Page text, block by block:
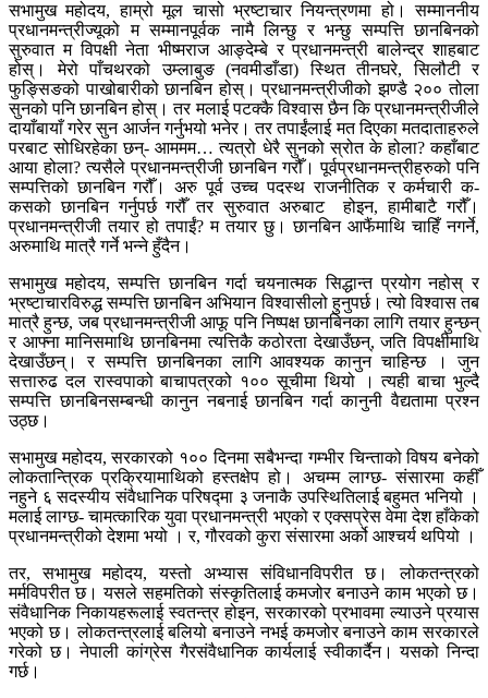
सभामुख महोदय, हाम्रो मूल चासो भ्रष्टाचार नियन्त्रणमा हो। सम्माननीय
प्रधानमन्त्रीज्यूको म सम्मानपूर्वक नामै लिन्छु र भन्छु सम्पत्ति छानबिनको
सुरुवात म विपक्षी नेता भीष्मराज आङ्देम्बे र प्रधानमन्त्री बालेन्द्र शाहबाट
होस्। मेरो पाँचथरको उम्लाबुङ (नवमीडाँडा) स्थित तीनघरे, सिलौटी र
फुङ्सिङको पाखोबारीको छानबिन होस्। प्रधानमन्त्रीजीको झण्डै २०० तोला
सुनको पनि छानबिन होस्। तर मलाई पटक्कै विश्वास छैन कि प्रधानमन्त्रीजीले
दायाँबायाँ गरेर सुन आर्जन गर्नुभयो भनेर। तर तपाईंलाई मत दिएका मतदाताहरुले
परबाट सोधिरहेका छन्- आममम… त्यत्रो धेरै सुनको स्रोत के होला? कहाँबाट
आया होला? त्यसैले प्रधानमन्त्रीजी छानबिन गरौँ। पूर्वप्रधानमन्त्रीहरुको पनि
सम्पत्तिको छानबिन गरौँ। अरु पूर्व उच्च पदस्थ राजनीतिक र कर्मचारी क-
कसको छानबिन गर्नुपर्छ गरौँ तर सुरुवात अरुबाट होइन, हामीबाटै गरौँ।
प्रधानमन्त्रीजी तयार हो तपाईं? म तयार छु। छानबिन आफैंमाथि चाहिँ नगर्ने,
अरुमाथि मात्रै गर्ने भन्ने हुँदैन।
सभामुख महोदय, सम्पत्ति छानबिन गर्दा चयनात्मक सिद्धान्त प्रयोग नहोस् र
भ्रष्टाचारविरुद्ध सम्पत्ति छानबिन अभियान विश्वासीलो हुनुपर्छ। त्यो विश्वास तब
मात्रै हुन्छ, जब प्रधानमन्त्रीजी आफू पनि निष्पक्ष छानबिनका लागि तयार हुन्छन्
र आफ्ना मानिसमाथि छानबिनमा त्यत्तिकै कठोरता देखाउँछन्, जति विपक्षीमाथि
देखाउँछन्। र सम्पत्ति छानबिनका लागि आवश्यक कानुन चाहिन्छ । जुन
सत्तारुढ दल रास्वपाको बाचापत्रको १०० सूचीमा थियो । त्यही बाचा भुल्दै
सम्पत्ति छानबिनसम्बन्धी कानुन नबनाई छानबिन गर्दा कानुनी वैद्यतामा प्रश्न
उठ्छ।
सभामुख महोदय, सरकारको १०० दिनमा सबैभन्दा गम्भीर चिन्ताको विषय बनेको
लोकतान्त्रिक प्रक्रियामाथिको हस्तक्षेप हो। अचम्म लाग्छ- संसारमा कहीँ
नहुने ६ सदस्यीय संवैधानिक परिषद्मा ३ जनाकै उपस्थितिलाई बहुमत भनियो ।
मलाई लाग्छ- चामत्कारिक युवा प्रधानमन्त्री भएको र एक्सप्रेस वेमा देश हाँकेको
प्रधानमन्त्रीको देशमा भयो । र, गौरवको कुरा संसारमा अर्को आश्चर्य थपियो ।
तर, सभामुख महोदय, यस्तो अभ्यास संविधानविपरीत छ। लोकतन्त्रको
मर्मविपरीत छ। यसले सहमतिको संस्कृतिलाई कमजोर बनाउने काम भएको छ।
संवैधानिक निकायहरूलाई स्वतन्त्र होइन, सरकारको प्रभावमा ल्याउने प्रयास
भएको छ। लोकतन्त्रलाई बलियो बनाउने नभई कमजोर बनाउने काम सरकारले
गरेको छ। नेपाली कांग्रेस गैरसंवैधानिक कार्यलाई स्वीकार्दैन। यसको निन्दा
गर्छ।